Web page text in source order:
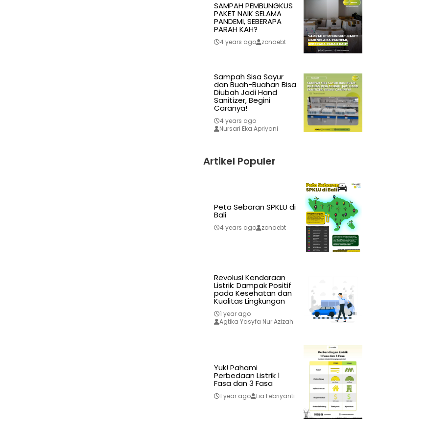
SAMPAH PEMBUNGKUS
PAKET NAIK SELAMA
PANDEMI, SEBERAPA
PARAH KAH?
4 years ago zonaebt
Sampah Sisa Sayur
dan Buah-Buahan Bisa
Diubah Jadi Hand
Sanitizer, Begini
Caranya!
4 years ago
Nursari Eka Apriyani
Artikel Populer
Peta Sebaran SPKLU di
Bali
4 years ago zonaebt
Revolusi Kendaraan
Listrik: Dampak Positif
pada Kesehatan dan
Kualitas Lingkungan
1 year ago
Agtika Yasyfa Nur Azizah
Yuk! Pahami
Perbedaan Listrik 1
Fasa dan 3 Fasa
1 year ago Lia Febriyanti